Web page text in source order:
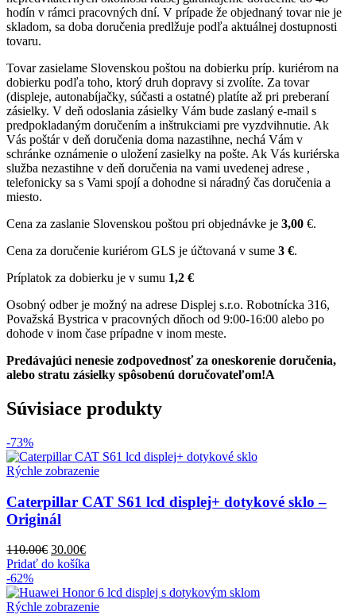
hodín v rámci pracovných dní. V prípade že objednaný tovar nie je
skladom, sa doba doručenia predlžuje podľa aktuálnej dostupnosti
tovaru.
Tovar zasielame Slovenskou poštou na dobierku príp. kuriérom na
dobierku podľa toho, ktorý druh dopravy si zvolíte. Za tovar
(displeje, autonabíjačky, súčasti a ostatné) platíte až pri preberaní
zásielky. V deň odoslania zásielky Vám bude zaslaný e-mail s
predpokladaným doručením a inštrukciami pre vyzdvihnutie. Ak
Vás poštár v deň doručenia doma nazastihne, nechá Vám v
schránke oznámenie o uložení zasielky na pošte. Ak Vás kuriérska
služba nezastihne v deň doručenia na vami uvedenej adrese ,
telefonicky sa s Vami spojí a dohodne si náradný čas doručenia a
miesto.
Cena za zaslanie Slovenskou poštou pri objednávke je 3,00 €.
Cena za doručenie kuriérom GLS je účtovaná v sume 3 €.
Príplatok za dobierku je v sumu 1,2 €
Osobný odber je možný na adrese Displej s.r.o. Robotnícka 316,
Považská Bystrica v pracovných dňoch od 9:00-16:00 alebo po
dohode v inom čase prípadne v inom meste.
Predávajúci nenesie zodpovednosť za oneskorenie doručenia,
alebo stratu zásielky spôsobenú doručovateľom!A
Súvisiace produkty
-73%
Rýchle zobrazenie
Caterpillar CAT S61 lcd displej+ dotykové sklo –
Originál
110.00€ Pôvodná
cena
110.00€.
30.00€Aktuálna
cena
30.00€.
Pridať do košíka
-62%
Rýchle zobrazenie